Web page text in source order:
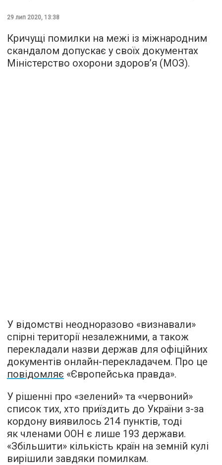
29 лип 2020, 13:38
Кричущі помилки на межі із міжнародним
скандалом допускає у своїх документах
Міністерство охорони здоров’я (МОЗ).
У відомстві неодноразово «визнавали»
спірні території незалежними, а також
перекладали назви держав для офіційних
документів онлайн-перекладачем. Про це
повідомляє «Європейська правда».
У рішенні про «зелений» та «червоний»
список тих, хто приїздить до України з-за
кордону виявилось 214 пунктів, тоді
як членами ООН є лише 193 держави.
«Збільшити» кількість країн на земній кулі
вирішили завдяки помилкам.